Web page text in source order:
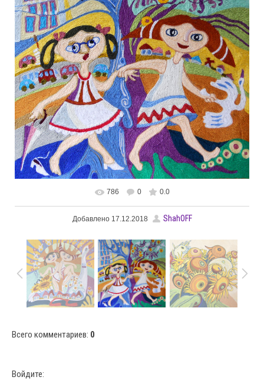
В реальном размере 1500x1500
786 0 0.0
Добавлено17.12.2018 ShahOFF
Всего комментариев: 0
Войдите: